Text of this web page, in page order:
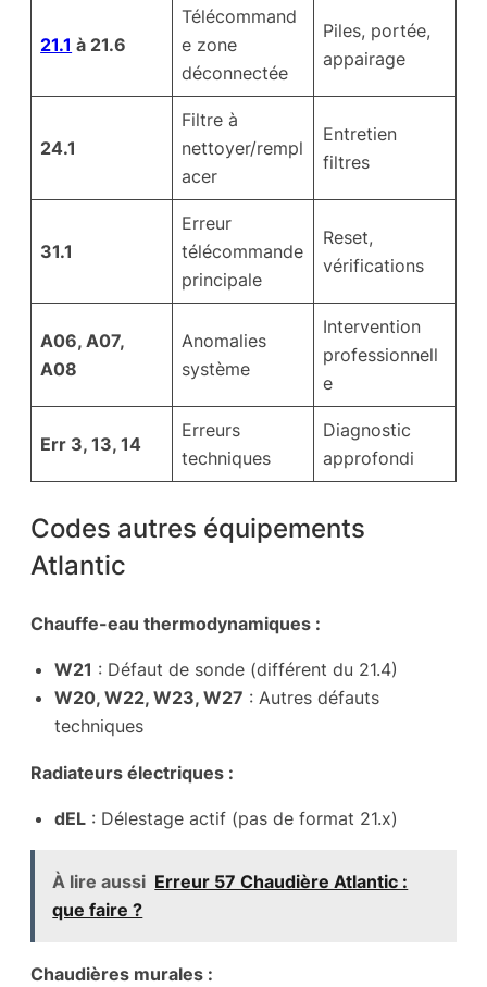
21.1 à 21.6
Télécommand
e zone
déconnectée
Piles, portée,
appairage
24.1
Filtre à
nettoyer/rempl
acer
Entretien
filtres
31.1
Erreur
télécommande
principale
Reset,
vérifications
A06, A07,
A08
Anomalies
système
Intervention
professionnell
e
Err 3, 13, 14
Erreurs
techniques
Diagnostic
approfondi
Codes autres équipements
Atlantic
Chauffe-eau thermodynamiques :
W21 : Défaut de sonde (différent du 21.4)
W20, W22, W23, W27 : Autres défauts
techniques
Radiateurs électriques :
dEL : Délestage actif (pas de format 21.x)
À lire aussi Erreur 57 Chaudière Atlantic :
que faire ?
Chaudières murales :